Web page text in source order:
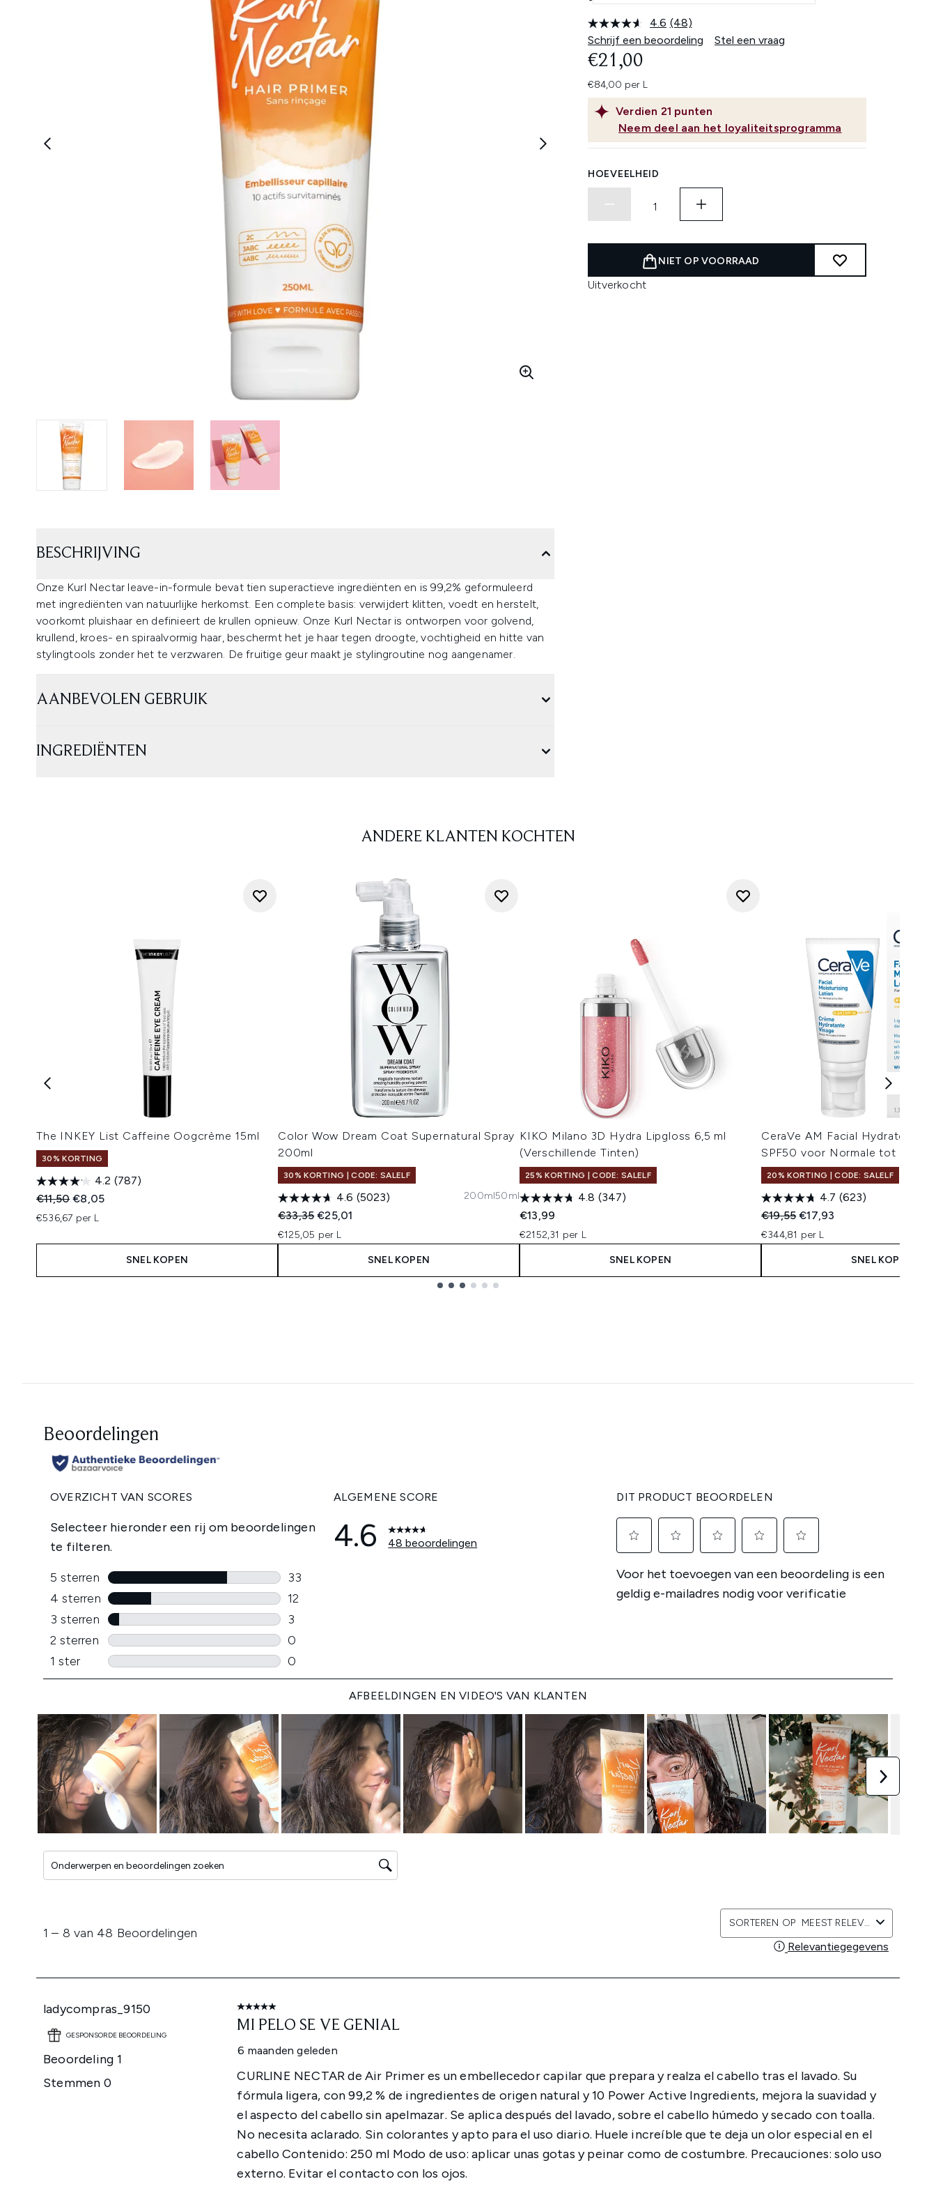
4.6 Lees
48
beoordelingen.
(48)
Schrijf een beoordeling
Stel een vraag
Verdien 21 punten
Neem deel aan het loyaliteitsprogramma
€21,00
€84,00 per L
HOEVEELHEID
NIET OP VOORRAAD
Uitverkocht
BESCHRIJVING
Onze Kurl Nectar leave-in-formule bevat tien superactieve ingrediënten en is 99,2% geformuleerd
met ingrediënten van natuurlijke herkomst. Een complete basis: verwijdert klitten, voedt en herstelt,
voorkomt pluishaar en definieert de krullen opnieuw. Onze Kurl Nectar is ontworpen voor golvend,
krullend, kroes- en spiraalvormig haar, beschermt het je haar tegen droogte, vochtigheid en hitte van
stylingtools zonder het te verzwaren. De fruitige geur maakt je stylingroutine nog aangenamer.
AANBEVOLEN GEBRUIK
INGREDIËNTEN
ANDERE KLANTEN KOCHTEN
The INKEY List Caffeine Oogcrème 15ml
30% KORTING
4.2 (787)
Recommended Retail Price:
€11,50Huidige prijs:
€8,05
€536,67 per L
SNEL KOPEN
Color Wow Dream Coat Supernatural Spray
200ml
30% KORTING | CODE: SALELF
4.6 (5023)
Recommended Retail Price:
€33,35Huidige prijs:
€25,01
€125,05 per L
200ml50ml
SNEL KOPEN
KIKO Milano 3D Hydra Lipgloss 6,5 ml
(Verschillende Tinten)
25% KORTING | CODE: SALELF
4.8 (347)
€13,99
€2152,31 per L
SNEL KOPEN
CeraVe AM Facial
SPF50 voor Normale tot Droge
20% KORTING | CODE: SALELF
4.7 (623)
Recommended Retail Price:
€19,55Huidige prijs:
€17,93
€344,81 per L
SNEL KOPEN